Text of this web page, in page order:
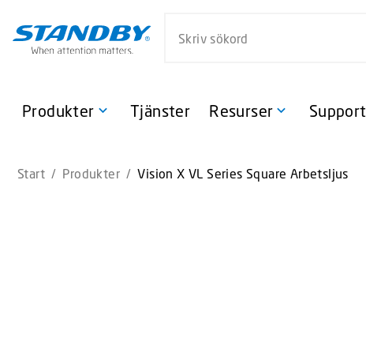
k
o
n
Produkter Tjänster Resurser Support
Start / Produkter / Vision X VL Series Square Arbetsljus